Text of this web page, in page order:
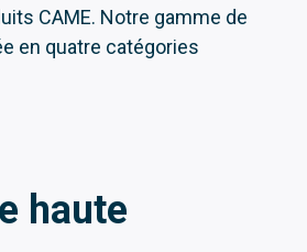
CAME. Notre gamme de
en quatre catégories
haute